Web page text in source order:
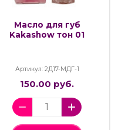
Масло для губ
Kakashow тон 01
Артикул: 2Д17-МДГ-1
150.00 руб.